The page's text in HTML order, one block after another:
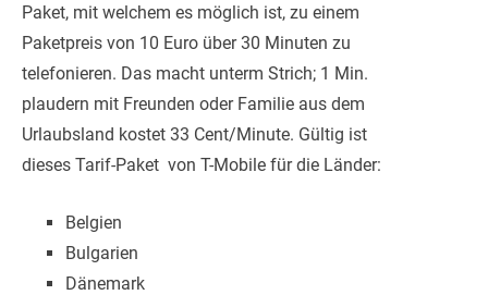
Paket, mit welchem es möglich ist, zu einem
Paketpreis von 10 Euro über 30 Minuten zu
telefonieren. Das macht unterm Strich; 1 Min.
plaudern mit Freunden oder Familie aus dem
Urlaubsland kostet 33 Cent/Minute. Gültig ist
dieses Tarif-Paket von T-Mobile für die Länder:
Belgien
Bulgarien
Dänemark